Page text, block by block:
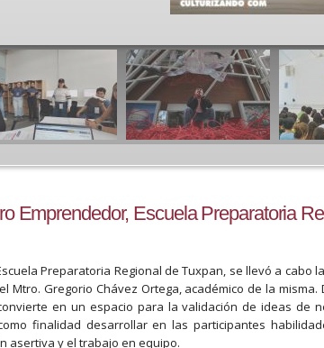
Emprendedor, Escuela Preparatoria
Preparatoria Regional de Tuxpan, se llevó a cabo
Mtro. Gregorio Chávez Ortega, académico de la
en un espacio para la validación de ideas de
finalidad desarrollar en las participantes
asertiva y el trabajo en equipo.